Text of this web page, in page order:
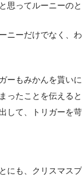
思ってルーニーの
ニーだけでなく、
ーもみかんを貰い
ったことを伝える
して、トリガーを
にも、クリスマス